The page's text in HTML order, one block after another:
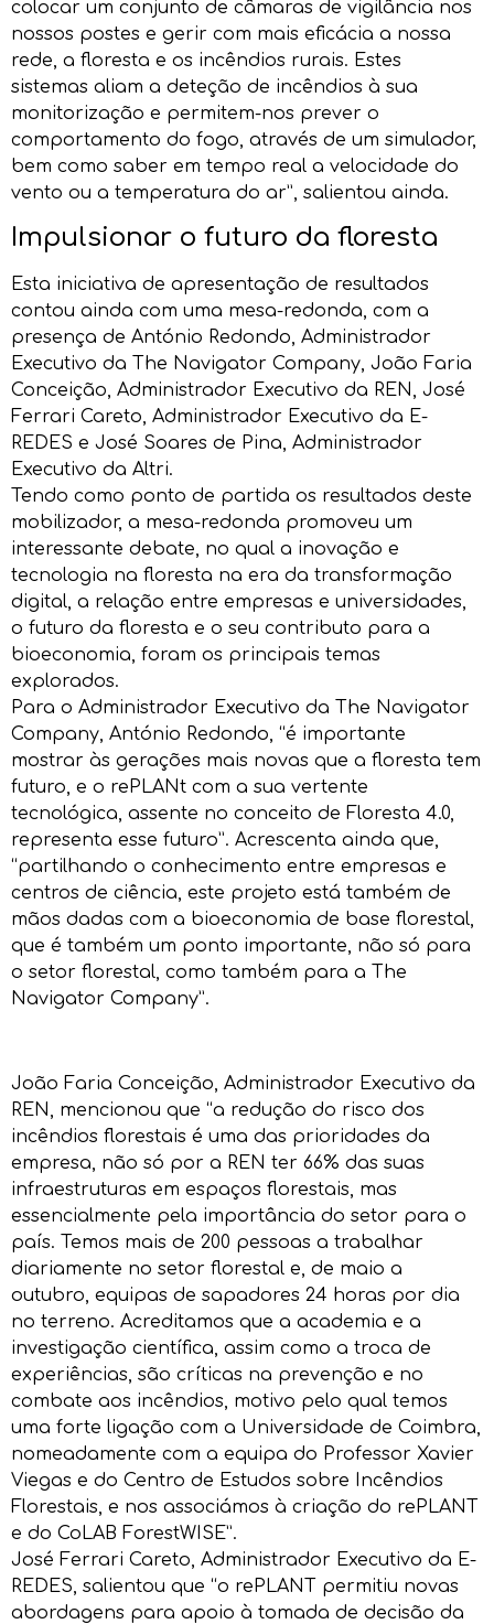
colocar um conjunto de câmaras de vigilância nos
nossos postes e gerir com mais eficácia a nossa
rede, a floresta e os incêndios rurais. Estes
sistemas aliam a deteção de incêndios à sua
monitorização e permitem-nos prever o
comportamento do fogo, através de um simulador,
bem como saber em tempo real a velocidade do
vento ou a temperatura do ar”, salientou ainda.
Impulsionar o futuro da floresta
Esta iniciativa de apresentação de resultados
contou ainda com uma mesa-redonda, com a
presença de António Redondo, Administrador
Executivo da The Navigator Company, João Faria
Conceição, Administrador Executivo da REN, José
Ferrari Careto, Administrador Executivo da E-
REDES e José Soares de Pina, Administrador
Executivo da Altri.
Tendo como ponto de partida os resultados deste
mobilizador, a mesa-redonda promoveu um
interessante debate, no qual a inovação e
tecnologia na floresta na era da transformação
digital, a relação entre empresas e universidades,
o futuro da floresta e o seu contributo para a
bioeconomia, foram os principais temas
explorados.
Para o Administrador Executivo da The Navigator
Company, António Redondo, “é importante
mostrar às gerações mais novas que a floresta tem
futuro, e o rePLANt com a sua vertente
tecnológica, assente no conceito de Floresta 4.0,
representa esse futuro”. Acrescenta ainda que,
“partilhando o conhecimento entre empresas e
centros de ciência, este projeto está também de
mãos dadas com a bioeconomia de base florestal,
que é também um ponto importante, não só para
o setor florestal, como também para a The
Navigator Company”.
João Faria Conceição, Administrador Executivo da
REN, mencionou que “a redução do risco dos
incêndios florestais é uma das prioridades da
empresa, não só por a REN ter 66% das suas
infraestruturas em espaços florestais, mas
essencialmente pela importância do setor para o
país. Temos mais de 200 pessoas a trabalhar
diariamente no setor florestal e, de maio a
outubro, equipas de sapadores 24 horas por dia
no terreno. Acreditamos que a academia e a
investigação científica, assim como a troca de
experiências, são críticas na prevenção e no
combate aos incêndios, motivo pelo qual temos
uma forte ligação com a Universidade de Coimbra,
nomeadamente com a equipa do Professor Xavier
Viegas e do Centro de Estudos sobre Incêndios
Florestais, e nos associámos à criação do rePLANT
e do CoLAB ForestWISE”.
José Ferrari Careto, Administrador Executivo da E-
REDES, salientou que “o rePLANT permitiu novas
abordagens para apoio à tomada de decisão da